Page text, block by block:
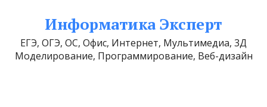
Информатика Эксперт
ЕГЭ, ОГЭ, ОС, Офис, Интернет, Мультимедиа, 3Д
Моделирование, Программирование, Веб-дизайн